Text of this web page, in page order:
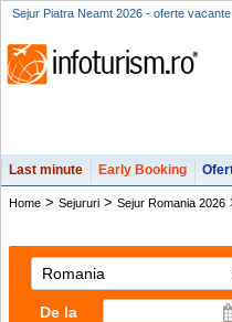
Sejur Piatra Neamt 2026 - oferte
Last minute Early Booking
Home > Sejururi > Sejur Romania 2026
De la